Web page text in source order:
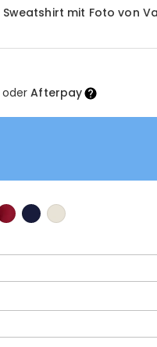
mit Foto von
oderAfterpay